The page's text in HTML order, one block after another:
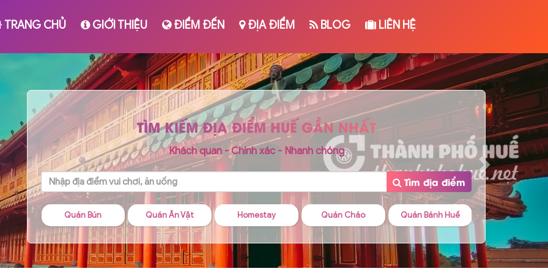
TRANG CHỦ GIỚI THIỆU ĐIỂM ĐẾN ĐỊA ĐIỂM BLOG LIÊN HỆ
TÌM KIẾM ĐỊA ĐIỂM HUẾ GẦN NHẤT
Khách quan - Chính xác - Nhanh chóng
Tìm địa điểm
Quán Ăn Vặt Homestay Quán Cháo Quán Bánh Huế Quán Cafe Quán Bánh